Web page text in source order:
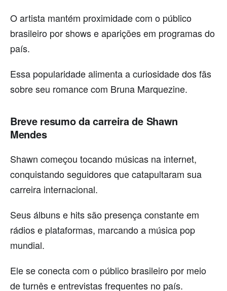
O artista mantém proximidade com o público
brasileiro por shows e aparições em programas do
país.
Essa popularidade alimenta a curiosidade dos fãs
sobre seu romance com Bruna Marquezine.
Breve resumo da carreira de Shawn
Mendes
Shawn começou tocando músicas na internet,
conquistando seguidores que catapultaram sua
carreira internacional.
Seus álbuns e hits são presença constante em
rádios e plataformas, marcando a música pop
mundial.
Ele se conecta com o público brasileiro por meio
de turnês e entrevistas frequentes no país.